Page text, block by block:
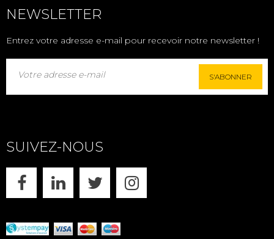
NEWSLETTER
Entrez votre adresse e-mail pour recevoir notre newsletter !
S'ABONNER
SUIVEZ-NOUS
FACEBOOK